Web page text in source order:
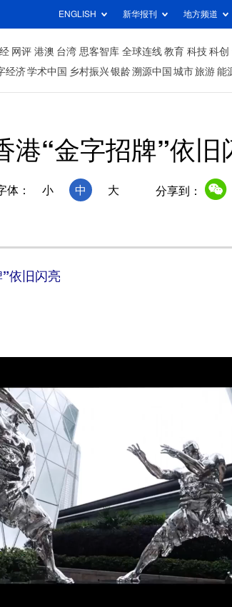
ENGLISH 新华报刊 地方频道
网评 港澳 台湾 思客智库 全球连线 教育 科技 科创
经济学术中国 乡村振兴银龄溯源中国 城市旅游 能
港“金字招牌”依旧
体： 小 中 大 分享到：
依旧闪亮